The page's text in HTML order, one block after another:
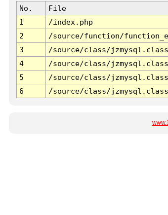
No. File
1
/index.php
2
/source/function/
3
/source/class/
4
/source/class/
5
/source/class/
6
/source/class/